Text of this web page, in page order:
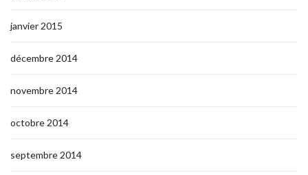
janvier 2015
décembre 2014
novembre 2014
octobre 2014
septembre 2014